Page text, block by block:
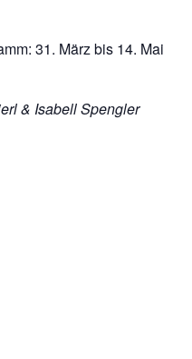
31. März bis 14. Mai
& Isabell Spengler